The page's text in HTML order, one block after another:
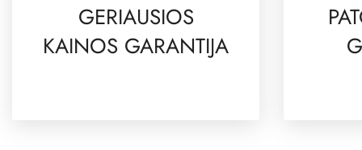
GERIAUSIOS
KAINOS GARANTIJA